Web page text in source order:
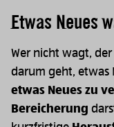
Etwas Neues
Wer nicht wagt,
darum geht, etwas
etwas Neues zu
Bereicherung